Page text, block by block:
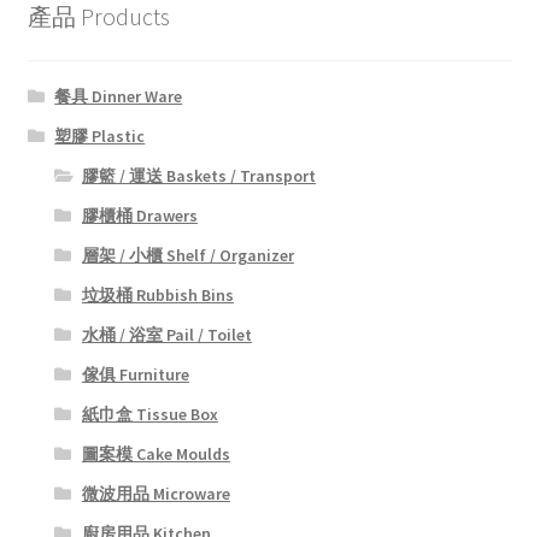
產品 Products
餐具 Dinner Ware
塑膠 Plastic
膠籃 / 運送 Baskets / Transport
膠櫃桶 Drawers
層架 / 小櫃 Shelf / Organizer
垃圾桶 Rubbish Bins
水桶 / 浴室 Pail / Toilet
傢俱 Furniture
紙巾盒 Tissue Box
圖案模 Cake Moulds
微波用品 Microware